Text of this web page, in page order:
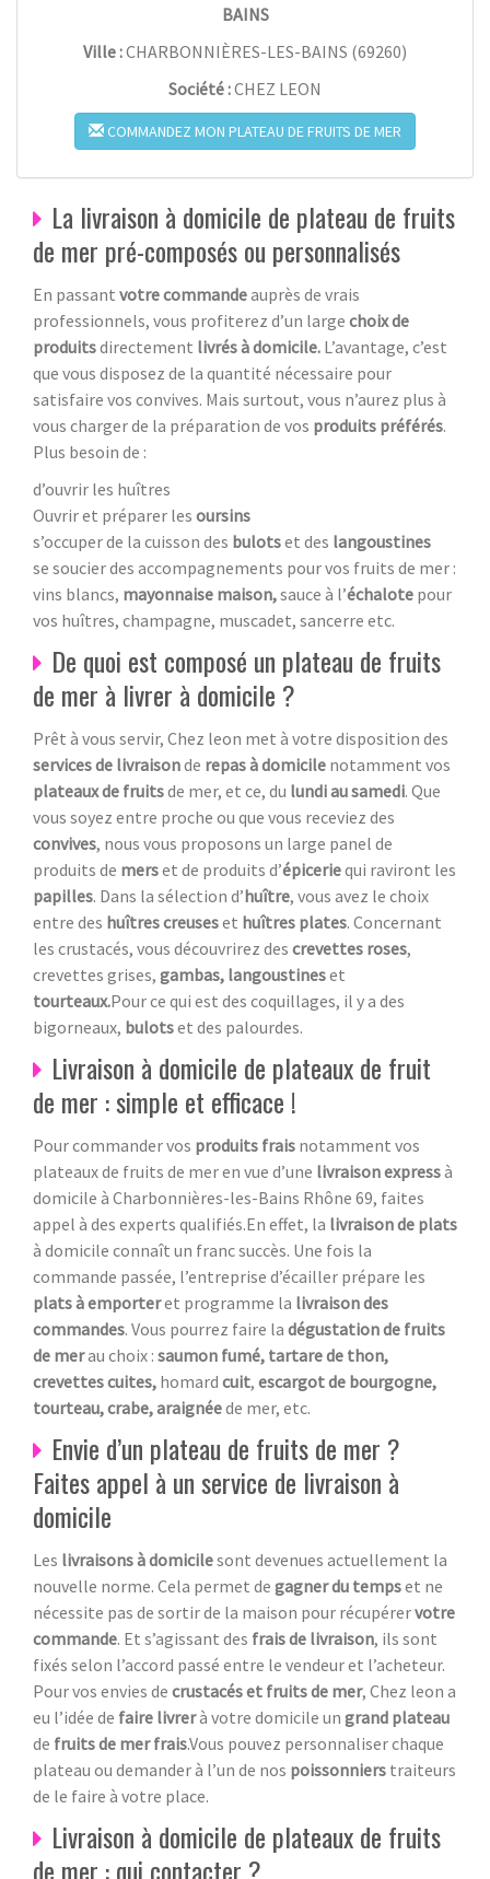
BAINS
Ville :CHARBONNIÈRES-LES-BAINS (69260)
Société :CHEZ LEON
COMMANDEZ MON PLATEAU DE FRUITS DE MER
La livraison à domicile de plateau de fruits
de mer pré-composés ou personnalisés
En passant votre commandeauprès de vrais
professionnels, vous profiterez d’un large choix de
produitsdirectement livrés à domicile. L’avantage, c’est
que vous disposez de la quantité nécessaire pour
satisfaire vos convives. Mais surtout, vous n’aurez plus à
vous charger de la préparation de vos produits préférés.
Plus besoin de :
d’ouvrir les huîtres
Ouvrir et préparer les oursins
s’occuper de la cuisson des bulotset des langoustines
se soucier des accompagnements pour vos fruits de mer :
vins blancs, mayonnaise maison,sauce à l’échalote pour
vos huîtres, champagne, muscadet, sancerre etc.
De quoi est composé un plateau de fruits
de mer à livrer à domicile ?
Prêt à vous servir, Chez leon met à votre disposition des
services de livraisonde repas à domicile notamment vos
plateaux de fruitsde mer, et ce, du lundi au samedi. Que
vous soyez entre proche ou que vous receviez des
convives, nous vous proposons un large panel de
produits de merset de produits d’épiceriequi raviront les
papilles. Dans la sélection d’huître, vous avez le choix
entre des huîtres creuseset huîtres plates. Concernant
les crustacés, vous découvrirez des crevettes roses,
crevettes grises, gambas, langoustineset
tourteaux.Pour ce qui est des coquillages, il y a des
bigorneaux, bulotset des palourdes.
Livraison à domicile de plateaux de fruit
de mer : simple et efficace !
Pour commander vos produits frais notamment vos
plateaux de fruits de mer en vue d’une livraison expressà
domicile à Charbonnières-les-Bains Rhône 69, faites
appel à des experts qualifiés.En effet, la livraison de plats
à domicile connaît un franc succès. Une fois la
commande passée, l’entreprise d’écailler prépare les
plats à emporteret programme la livraison des
commandes. Vous pourrez faire la dégustation de fruits
de merau choix : saumon fumé, tartare de thon,
crevettes cuites, homard cuit, escargot de bourgogne,
tourteau, crabe, araignéede mer, etc.
Envie d’un plateau de fruits de mer ?
Faites appel à un service de livraison à
domicile
Les livraisons à domicilesont devenues actuellement la
nouvelle norme. Cela permet de gagner du tempset ne
nécessite pas de sortir de la maison pour récupérervotre
commande. Et s’agissant des frais de livraison, ils sont
fixés selon l’accord passé entre le vendeur et l’acheteur.
Pour vos envies de crustacés et fruits de mer, Chez leon a
eu l’idée de faire livrerà votre domicile un grand plateau
de fruits de mer frais.Vous pouvez personnaliser chaque
plateau ou demander à l’un de nos poissonniers traiteurs
de le faire à votre place.
Livraison à domicile de plateaux de fruits
de mer : qui contacter ?